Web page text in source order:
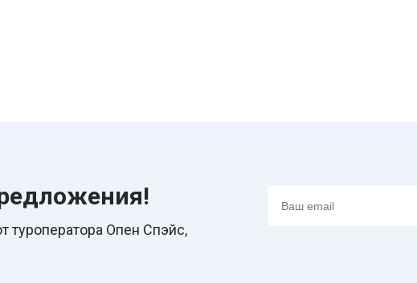
туроператора Опен Спэйс,